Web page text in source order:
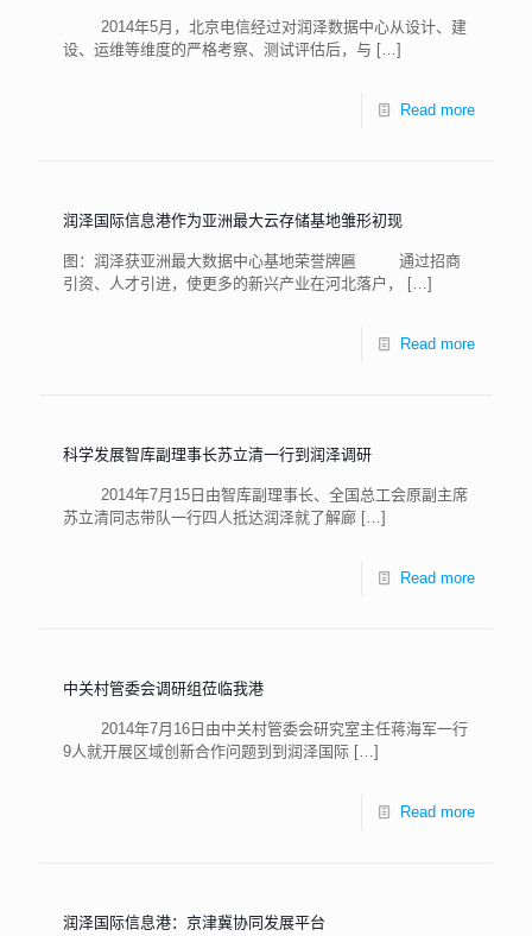
2014年5月，北京电信经过对润泽数据中心从设计、建
设、运维等维度的严格考察、测试评估后，与 […]
Read more
润泽国际信息港作为亚洲最大云存储基地雏形初现
图：润泽获亚洲最大数据中心基地荣誉牌匾 通过招商
引资、人才引进，使更多的新兴产业在河北落户，
[…]
Read more
科学发展智库副理事长苏立清一行到润泽调研
2014年7月15日由智库副理事长、全国总工会原副主席
苏立清同志带队一行四人抵达润泽就了解廊 […]
Read more
中关村管委会调研组莅临我港
2014年7月16日由中关村管委会研究室主任蒋海军一行
9人就开展区域创新合作问题到到润泽国际 […]
Read more
润泽国际信息港：京津冀协同发展平台